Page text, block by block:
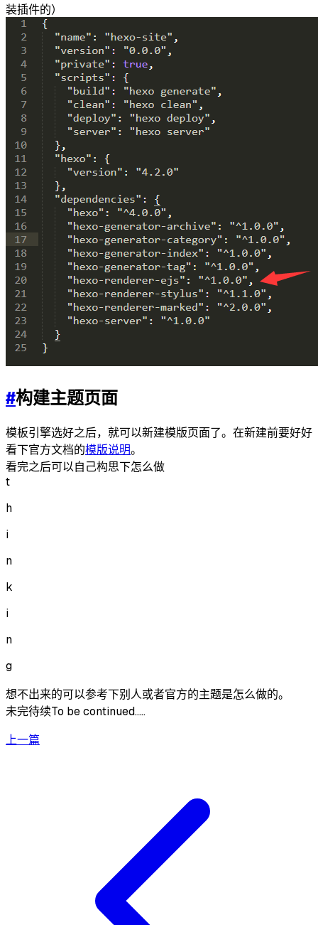
装插件的）
#构建主题页面
模板引擎选好之后，就可以新建模版页面了。在新建前要好好
看下官方文档的模版说明。
看完之后可以自己构思下怎么做
t
h
i
n
k
i
n
g
想不出来的可以参考下别人或者官方的主题是怎么做的。
未完待续To be continued…..
上一篇